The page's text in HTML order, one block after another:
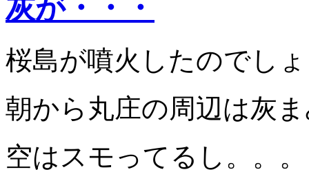
灰が・・・
桜島が噴火したのでし
朝から丸庄の周辺は灰
空はスモってるし。。。